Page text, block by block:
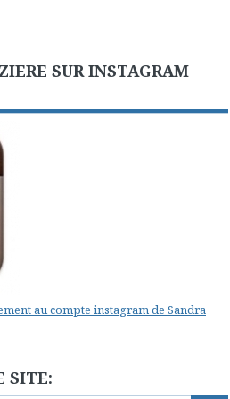
SUR INSTAGRAM
au compte instagram de Sandra
SITE: